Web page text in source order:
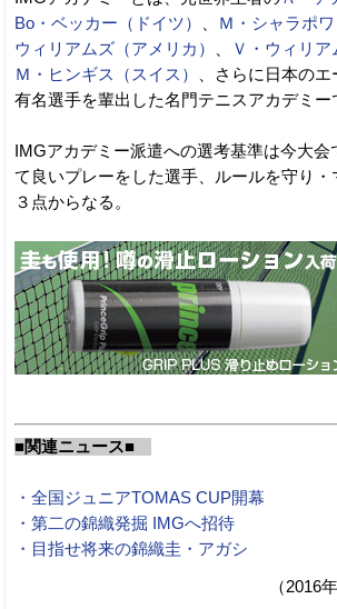
Bo・ベッカー（ドイツ）
Ｍ・シャラポワ
ウィリアムズ（アメリカ）
Ｖ・ウィリア
Ｍ・ヒンギス（スイス）
、さらに日本のエ
有名選手を輩出した名門テニスアカデミー
IMGアカデミー派遣への選考基準は今大会
て良いプレーをした選手、ルールを守り
３点からなる。
■関連ニュース■
・全国ジュニアTOMAS CUP開幕
・第二の錦織発掘 IMGへ招待
・目指せ将来の錦織圭・アガシ
（2016